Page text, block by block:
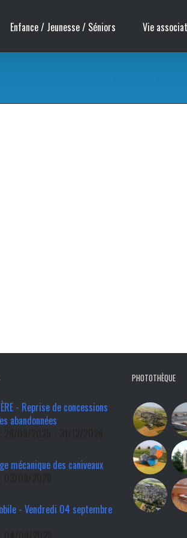
Enfance / Jeunesse / Séniors Vie
- Reprise de concessions
abandonnées
mécanique des caniveaux
- Vendredi 04 septembre
PHOTOTHÈQUE